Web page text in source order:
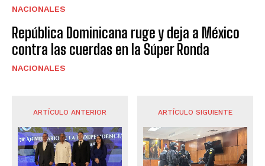
NACIONALES
República Dominicana ruge y deja a México
contra las cuerdas en la Súper Ronda
NACIONALES
ARTÍCULO ANTERIOR ARTÍCULO SIGUIENTE